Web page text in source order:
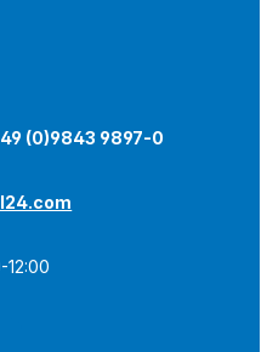
(0)9843 9897-0